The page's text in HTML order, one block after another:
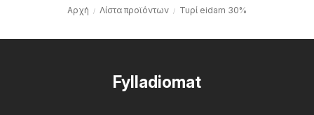
Αρχή Λίστα προϊόντων Τυρί eidam 30%
Fylladiomat